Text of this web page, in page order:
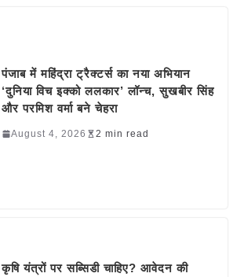
पंजाब में महिंद्रा ट्रैक्टर्स का नया अभियान
‘दुनिया विच इक्को ललकार’ लॉन्च, सुखबीर सिंह
और परमिश वर्मा बने चेहरा
August 4, 2026 2 min read
कृषि यंत्रों पर सब्सिडी चाहिए? आवेदन की